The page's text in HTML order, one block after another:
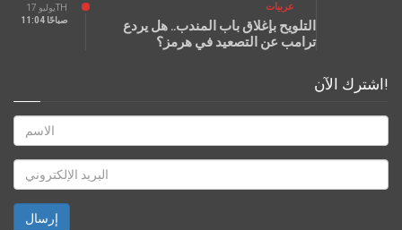
يوليو 17TH
11:04 صباحًا
عربيات
التلويح بإغلاق باب المندب.. هل يردع
ترامب عن التصعيد في هرمز؟
اشترك الآن!